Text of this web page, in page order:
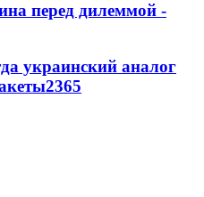
перед дилеммой -
украинский аналог
2365